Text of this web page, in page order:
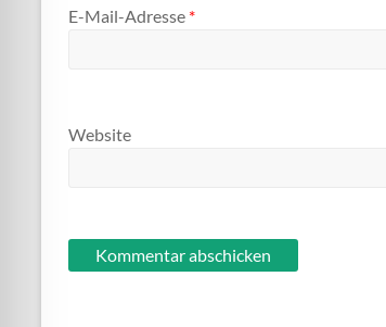
E-Mail-Adresse *
Website